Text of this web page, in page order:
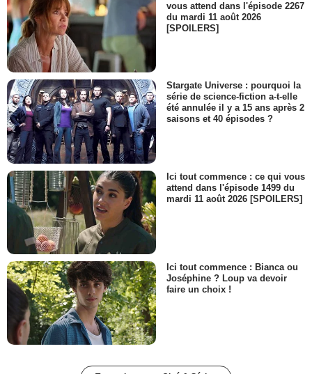
vous attend dans l'épisode 2267
du mardi 11 août 2026
[SPOILERS]
Stargate Universe : pourquoi la
série de science-fiction a-t-elle
été annulée il y a 15 ans après 2
saisons et 40 épisodes ?
Ici tout commence : ce qui vous
attend dans l'épisode 1499 du
mardi 11 août 2026 [SPOILERS]
Ici tout commence : Bianca ou
Joséphine ? Loup va devoir
faire un choix !